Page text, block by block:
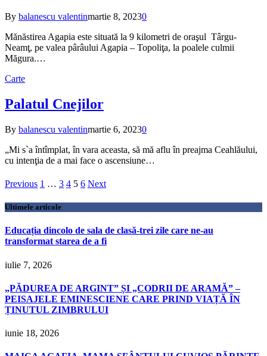
By balanescu valentinmartie 8, 20230
Mănăstirea Agapia este situată la 9 kilometri de oraşul Târgu-
Neamţ, pe valea pârâului Agapia – Topoliţa, la poalele culmii
Măgura.…
Carte
Palatul Cnejilor
By balanescu valentinmartie 6, 20230
„Mi s`a întîmplat, în vara aceasta, să mă aflu în preajma Ceahlăului,
cu intenţia de a mai face o ascensiune…
Previous 1 … 3 4 5 6 Next
Ultimele articole
Educația dincolo de sala de clasă-trei zile care ne-au
transformat starea de a fi
iulie 7, 2026
„PĂDUREA DE ARGINT” ȘI „CODRII DE ARAMĂ” –
PEISAJELE EMINESCIENE CARE PRIND VIAȚĂ ÎN
ȚINUTUL ZIMBRULUI
iunie 18, 2026